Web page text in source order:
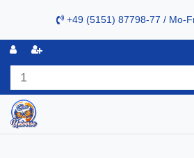
+49 (5151) 87798-77 / Mo-